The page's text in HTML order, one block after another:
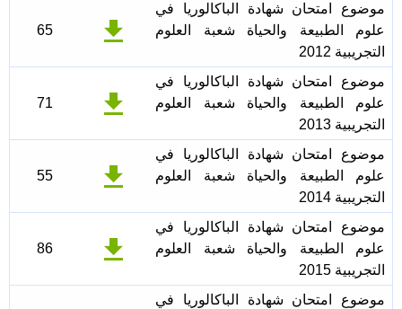
موضوع امتحان شهادة الباكالوريا في
علوم الطبيعة والحياة شعبة العلوم
التجريبية 2012
65
موضوع امتحان شهادة الباكالوريا في
علوم الطبيعة والحياة شعبة العلوم
التجريبية 2013
71
موضوع امتحان شهادة الباكالوريا في
علوم الطبيعة والحياة شعبة العلوم
التجريبية 2014
55
موضوع امتحان شهادة الباكالوريا في
علوم الطبيعة والحياة شعبة العلوم
التجريبية 2015
86
موضوع امتحان شهادة الباكالوريا في